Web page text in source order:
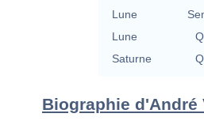
Lune
Lune
Saturne
Biographie